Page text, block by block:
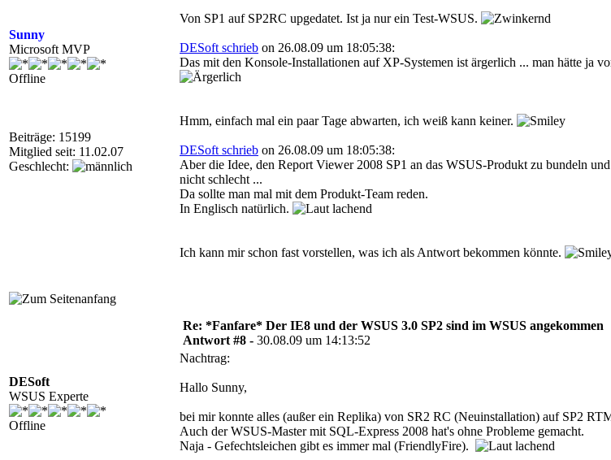
Sunny
Microsoft MVP
Offline
Beiträge: 15199
Mitglied seit: 11.02.07
Geschlecht:
Von SP1 auf SP2RC upgedatet. Ist ja nur ein Test-WSUS.
DESoft schrieb on 26.08.09 um 18:05:38:
Das mit den Konsole-Installationen auf XP-Systemen ist ärgerlich ... man hätte ja
Hmm, einfach mal ein paar Tage abwarten, ich weiß kann keiner.
DESoft schrieb on 26.08.09 um 18:05:38:
Aber die Idee, den Report Viewer 2008 SP1 an das WSUS-Produkt zu bundeln
nicht schlecht ...
Da sollte man mal mit dem Produkt-Team reden.
In Englisch natürlich.
Ich kann mir schon fast vorstellen, was ich als Antwort bekommen könnte.
DESoft
WSUS Experte
Offline
Re: *Fanfare* Der IE8 und der WSUS 3.0 SP2 sind im WSUS angekommen
Antwort #8 - 30.08.09 um 14:13:52
Nachtrag:
Hallo Sunny,
bei mir konnte alles (außer ein Replika) von SR2 RC (Neuinstallation) auf SP2
Auch der WSUS-Master mit SQL-Express 2008 hat's ohne Probleme gemacht.
Naja - Gefechtsleichen gibt es immer mal (FriendlyFire).